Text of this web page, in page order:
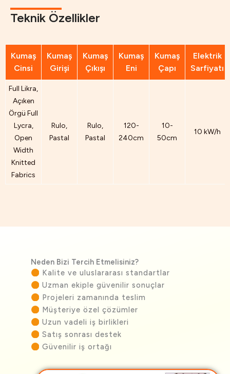
Teknik Özellikler
Kumaş
Cinsi
Kumaş
Girişi
Kumaş
Çıkışı
Kumaş
Eni
Kumaş
Çapı
Elektrik
Sarfiyatı
Full Likra,
Açıken
Örgü Full
Lycra,
Open
Width
Knitted
Fabrics
Rulo,
Pastal
Rulo,
Pastal
120-
240cm
10-
50cm
10 kW/h
Neden Bizi Tercih Etmelisiniz?
Kalite ve uluslararası standartlar
Uzman ekiple güvenilir sonuçlar
Projeleri zamanında teslim
Müşteriye özel çözümler
Uzun vadeli iş birlikleri
Satış sonrası destek
Güvenilir iş ortağı